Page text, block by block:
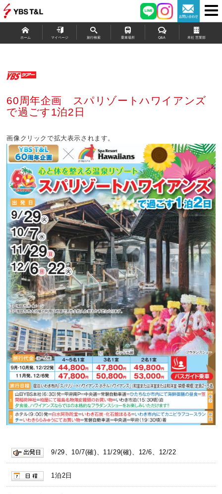
ホーム マイページ 旅行検索 乗車場所 Q&A 本社 営業部
60周年企画 スパリゾートハワイアンズ
で過ごす1泊2日
画像クリックで拡大表示されます。
9/29、10/7(確)、11/29(確)、12/6、12/22
1泊2日